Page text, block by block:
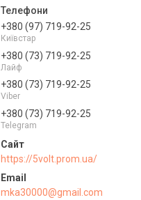
+380 (97) 719-92-25
Київстар
+380 (73) 719-92-25
Лайф
+380 (73) 719-92-25
Viber
+380 (73) 719-92-25
Telegram
https://5volt.prom.ua/
mka30000@gmail.com